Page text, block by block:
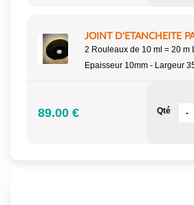
JOINT D'ETANCHEITE
2 Rouleaux de 10 ml = 20 m
Epaisseur 10mm - Largeur
89.00 € Qté